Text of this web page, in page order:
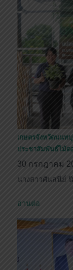
เกษตรจังหวัดนนท
ประชาสัมพันธ์ไม้ด
30 กรกฎาคม
นางสาวศันสนีย์
อ่านต่อ